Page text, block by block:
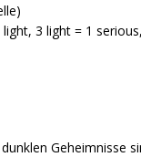
3 light = 1
Geheimnisse